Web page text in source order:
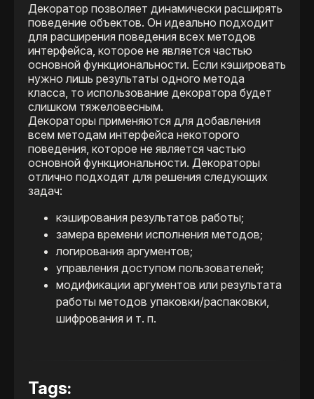
Декоратор позволяет динамически расширять
поведение объектов. Он идеально подходит
для расширения поведения всех методов
интерфейса, которое не является частью
основной функциональности. Если кэшировать
нужно лишь результаты одного метода
класса, то использование декоратора будет
слишком тяжеловесным.
Декораторы применяются для добавления
всем методам интерфейса некоторого
поведения, которое не является частью
основной функциональности. Декораторы
отлично подходят для решения следующих
задач:
кэширования результатов работы;
замера времени исполнения методов;
логирования аргументов;
управления доступом пользователей;
модификации аргументов или результата
работы методов упаковки/распаковки,
шифрования и т. п.
Tags: